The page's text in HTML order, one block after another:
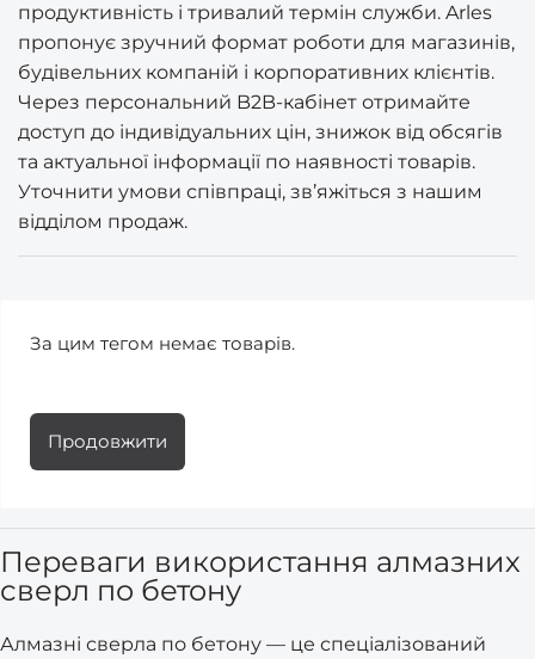
продуктивність і тривалий термін служби. Arles
пропонує зручний формат роботи для магазинів,
будівельних компаній і корпоративних клієнтів.
Через персональний B2B-кабінет отримайте
доступ до індивідуальних цін, знижок від обсягів
та актуальної інформації по наявності товарів.
Уточнити умови співпраці, зв’яжіться з нашим
відділом продаж.
За цим тегом немає товарів.
Продовжити
Переваги використання алмазних
сверл по бетону
Алмазні сверла по бетону — це спеціалізований